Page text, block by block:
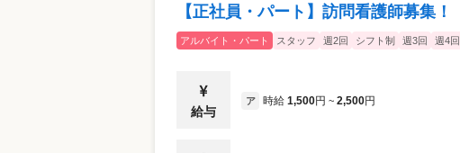
【正社員・パート】訪問看護師募集！
アルバイト・パート スタッフ 週2回 シフト制 週3回 週4回
給与
ア 時給 1,500円 ~ 2,500円